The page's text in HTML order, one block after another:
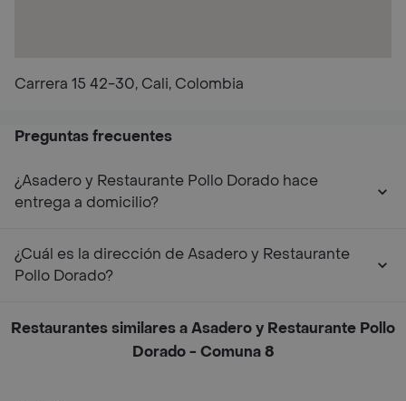
Carrera 15 42-30, Cali, Colombia
Preguntas frecuentes
¿Asadero y Restaurante Pollo Dorado hace
entrega a domicilio?
¿Cuál es la dirección de Asadero y Restaurante
Pollo Dorado?
Restaurantes similares a Asadero y Restaurante Pollo
Dorado - Comuna 8